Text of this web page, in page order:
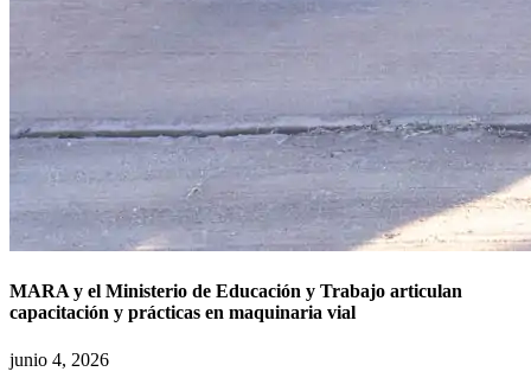
MARA y el Ministerio de Educación y Trabajo articulan
capacitación y prácticas en maquinaria vial
junio 4, 2026